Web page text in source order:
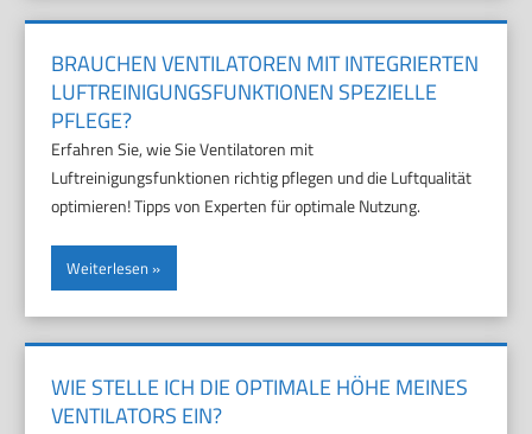
BRAUCHEN VENTILATOREN MIT INTEGRIERTEN
LUFTREINIGUNGSFUNKTIONEN SPEZIELLE
PFLEGE?
Erfahren Sie, wie Sie Ventilatoren mit
Luftreinigungsfunktionen richtig pflegen und die Luftqualität
optimieren! Tipps von Experten für optimale Nutzung.
Weiterlesen
WIE STELLE ICH DIE OPTIMALE HÖHE MEINES
VENTILATORS EIN?